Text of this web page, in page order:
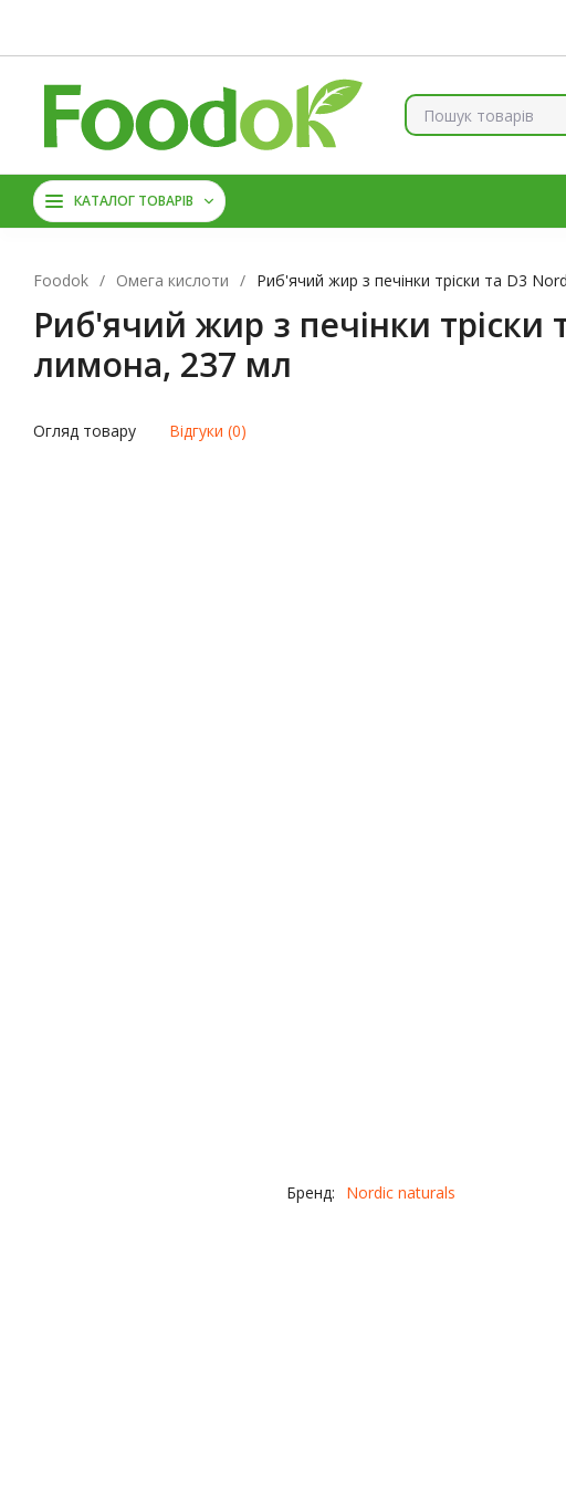
КАТАЛОГ ТОВАРІВ
АМІНОКИСЛОТИ
ЦИНК
Foodok / Омега кислоти / Риб'ячий жир з печінки тріски та D3
Риб'ячий жир з печінки
лимона, 237 мл
Огляд товару Відгуки (0)
Бренд: Nordic naturals